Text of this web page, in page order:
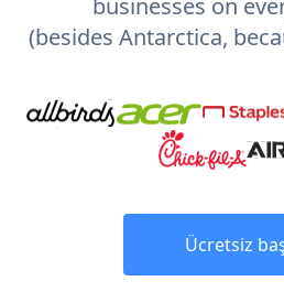
(besides Antarctica,
Ücretsiz